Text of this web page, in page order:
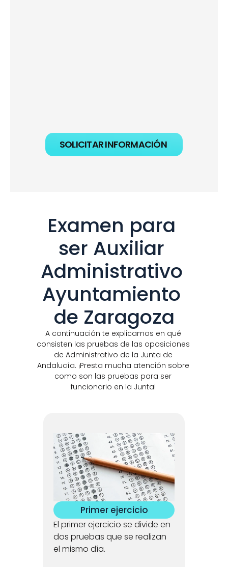
SOLICITAR INFORMACIÓN
Examen para
ser Auxiliar
Administrativo
Ayuntamiento
de Zaragoza
A continuación te explicamos en qué
consisten las pruebas de las oposiciones
de Administrativo de la Junta de
Andalucía. ¡Presta mucha atención sobre
como son las pruebas para ser
funcionario en la Junta!
Primer ejercicio
El primer ejercicio se divide en
dos pruebas que se realizan
el mismo día.